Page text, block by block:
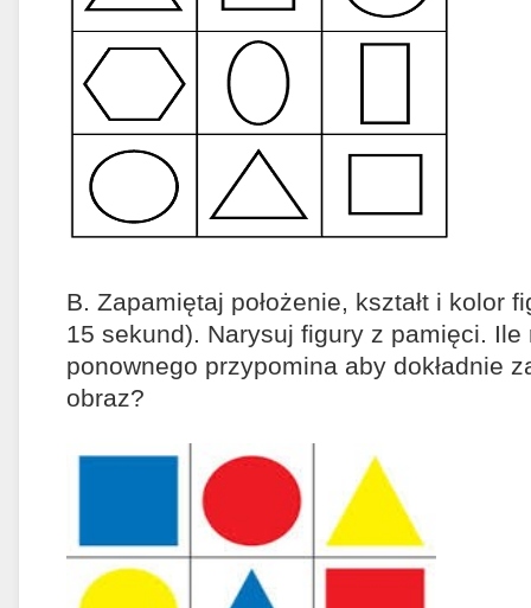
B. Zapamiętaj położenie, kształt i kolor
15 sekund). Narysuj figury z pamięci.
ponownego przypomina aby dokładnie
obraz?